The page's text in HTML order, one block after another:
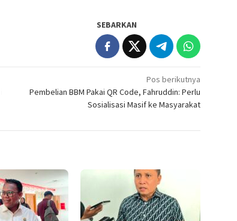
SEBARKAN
Pos berikutnya
Pembelian BBM Pakai QR Code, Fahruddin: Perlu
Sosialisasi Masif ke Masyarakat